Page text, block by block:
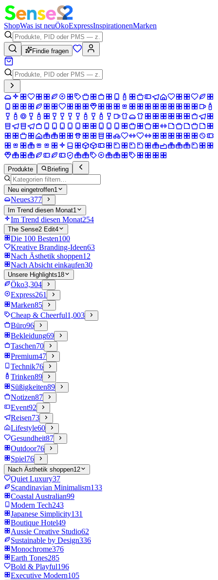
ShopWas ist neuÖkoExpressInspirationenMarken
Findie fragen
Produkte Briefing
Neu eingetroffen1
Neues377
Im Trend diesen Monat1
Im Trend diesen Monat254
The Sense2 Edit4
Die 100 Besten100
Kreative Branding-Ideen63
Nach Ästhetik shoppen12
Nach Absicht einkaufen30
Unsere Highlights18
Öko3,304
Express261
Marken85
Cheap & Cheerful1,003
Büro96
Bekleidung69
Taschen70
Premium47
Technik76
Trinken89
Süßigkeiten89
Notizen87
Event92
Reisen73
Lifestyle60
Gesundheit87
Outdoor76
Spiel76
Nach Ästhetik shoppen12
Quiet Luxury37
Scandinavian Minimalism133
Coastal Australian99
Modern Tech243
Japanese Simplicity131
Boutique Hotel49
Aussie Creative Studio62
Sustainable by Design336
Monochrome376
Earth Tones285
Bold & Playful196
Executive Modern105